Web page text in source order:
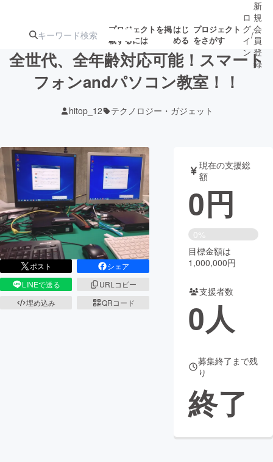
プロジェクトを掲
載するには
はじ
める
プロジェクト
をさがす
ターン
ジェクト
ロジェクト
アート・写真 音楽
テクノロジー・ガジェット ゲーム・サ
映像・映画 書籍・雑誌
ビジネス・起業 チャレンジ
まちづくり・地域活性化
CAMPFIRE Creation
ロ
グ
イ
ン
/
新
規
会
員
登
録
全世代、全年齢対応可能！スマート
フォンandパソコン教室！！
hitop_12 テクノロジー・ガジェット
ポスト
シェア
LINEで送る
URLコピー
埋め込み
QRコード
現在の支援総
額
0円
0%
目標金額は
1,000,000円
支援者数
0人
募集終了まで残
り
終了